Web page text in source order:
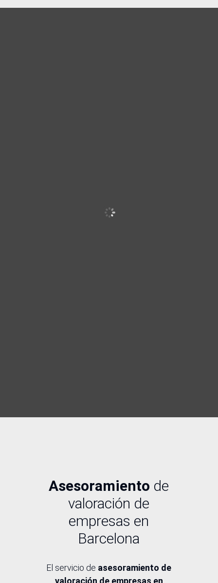
Asesoramiento de
valoración de
empresas en
Barcelona
El servicio de asesoramiento de